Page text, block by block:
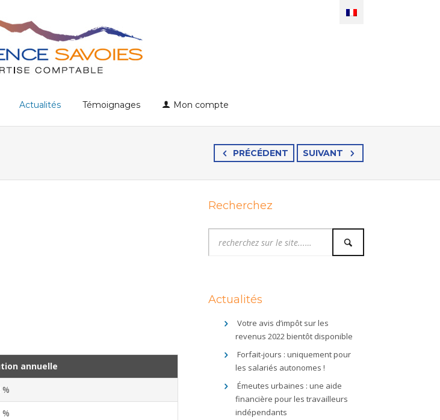
Actualités Témoignages Mon compte
PRÉCÉDENT SUIVANT
annuelle
Recherchez
Actualités
Votre avis d’impôt sur les
revenus 2022 bientôt disponible
Forfait-jours : uniquement pour
les salariés autonomes !
Émeutes urbaines : une aide
financière pour les travailleurs
indépendants